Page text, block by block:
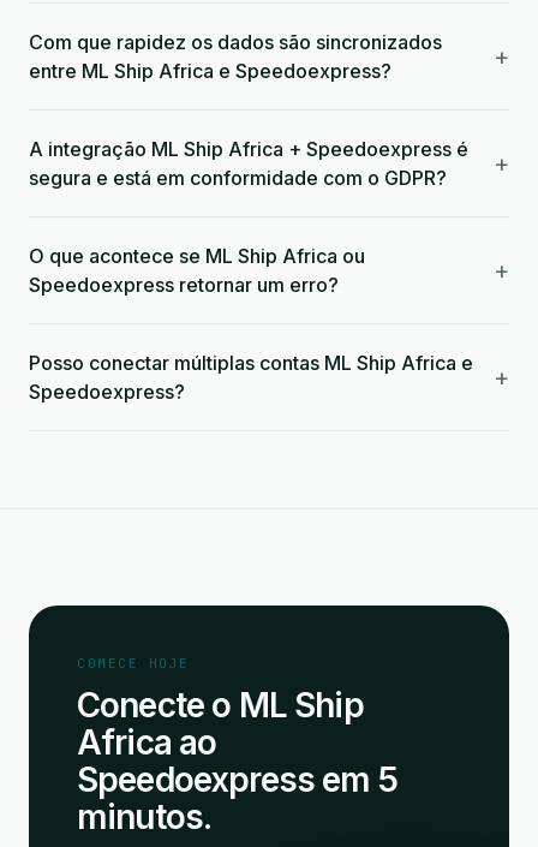
Com que rapidez os dados são sincronizados
entre ML Ship Africa e Speedoexpress?
+
A integração ML Ship Africa + Speedoexpress é
segura e está em conformidade com o GDPR?
+
O que acontece se ML Ship Africa ou
Speedoexpress retornar um erro?
+
Posso conectar múltiplas contas ML Ship Africa e
Speedoexpress?
+
COMECE HOJE
Conecte o ML Ship
Africa ao
Speedoexpress em 5
minutos.